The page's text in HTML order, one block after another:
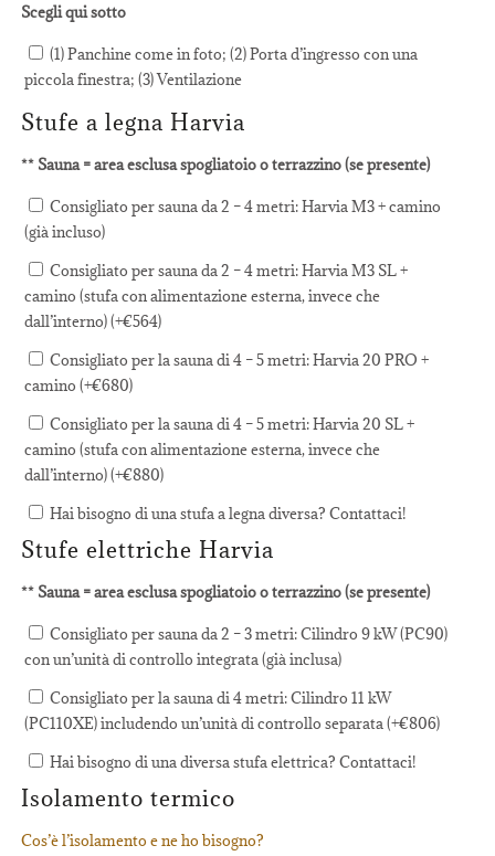
Scegli qui sotto
(1) Panchine come in foto; (2) Porta d’ingresso con una
piccola finestra; (3) Ventilazione
Stufe a legna Harvia
** Sauna = area esclusa spogliatoio o terrazzino (se presente)
Consigliato per sauna da 2 – 4 metri: Harvia M3 + camino
(già incluso)
Consigliato per sauna da 2 – 4 metri: Harvia M3 SL +
camino (stufa con alimentazione esterna, invece che
dall’interno) (+€564)
Consigliato per la sauna di 4 – 5 metri: Harvia 20 PRO +
camino (+€680)
Consigliato per la sauna di 4 – 5 metri: Harvia 20 SL +
camino (stufa con alimentazione esterna, invece che
dall’interno) (+€880)
Hai bisogno di una stufa a legna diversa? Contattaci!
Stufe elettriche Harvia
** Sauna = area esclusa spogliatoio o terrazzino (se presente)
Consigliato per sauna da 2 – 3 metri: Cilindro 9 kW (PC90)
con un’unità di controllo integrata (già inclusa)
Consigliato per la sauna di 4 metri: Cilindro 11 kW
(PC110XE) includendo un’unità di controllo separata (+€806)
Hai bisogno di una diversa stufa elettrica? Contattaci!
Isolamento termico
Cos’è l’isolamento e ne ho bisogno?